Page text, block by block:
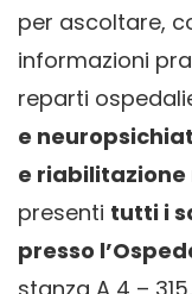
per ascoltare,
informazioni
reparti
e
e
presenti tutti i
presso